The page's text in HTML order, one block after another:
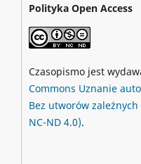
Polityka Open Access
Czasopismo jest
Commons Uznanie
Bez utworów
NC-ND 4.0).